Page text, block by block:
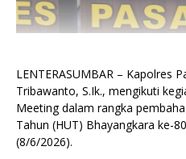
LENTERASUMBAR – Kapolres
Tribawanto, S.Ik., mengikuti
Meeting dalam rangka
Tahun (HUT) Bhayangkara ke-
(8/6/2026).